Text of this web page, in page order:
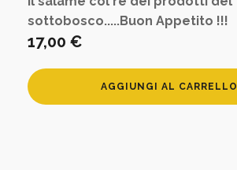
sottobosco.....Buon Appetito !!!
17,00 €
Salame
con
AGGIUNGI AL CARRELLO